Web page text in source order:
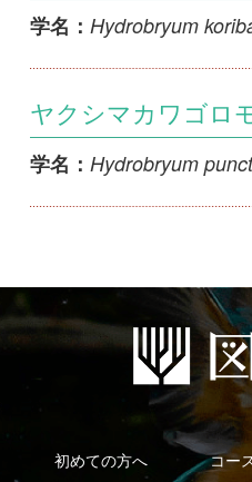
初めての方へ コース一覧
新規会員登録 掲載図鑑一覧
ご利用の方へ
マイページ